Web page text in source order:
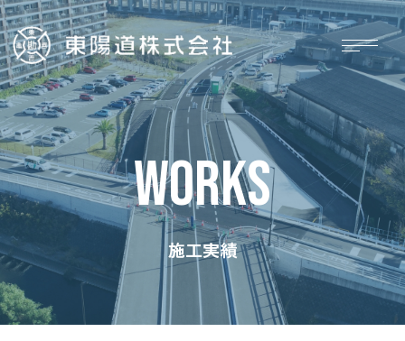
ホーム
施工実績
WORKS
施工実績